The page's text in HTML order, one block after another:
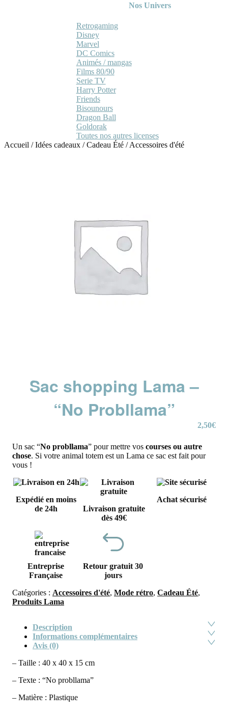
Nos Univers
Retrogaming
Disney
Marvel
DC Comics
Animés / mangas
Films 80/90
Serie TV
Harry Potter
Friends
Bisounours
Dragon Ball
Goldorak
Toutes nos autres licenses
Accueil /Idées cadeaux /Cadeau Été /Accessoires d'été
Sac shopping Lama –
“No Probllama”
2,50€
Un sac “No probllama” pour mettre vos courses ou autre
chose. Si votre animal totem est un Lama ce sac est fait pour
vous !
Expédié en moins
de 24h
Livraison gratuite
dès 49€
Achat sécurisé
Entreprise
Française
Retour gratuit 30
jours
Catégories : Accessoires d'été, Mode rétro, Cadeau Été,
Produits Lama
Description
Informations complémentaires
Avis (0)
– Taille : 40 x 40 x 15 cm
– Texte : “No probllama”
– Matière : Plastique